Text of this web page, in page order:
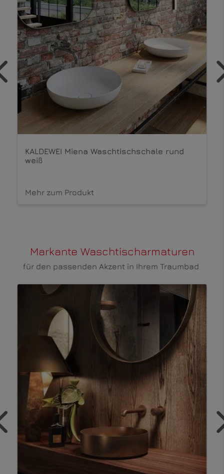
KLUDI Icos Waschtischunterschrank weiß
Markante Waschtischarmaturen
für den passenden Akzent in Ihrem Traumbad